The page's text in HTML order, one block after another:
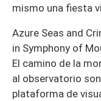
mismo una fiesta
Azure Seas and
in Symphony of
El camino de la
al observatorio
plataforma de